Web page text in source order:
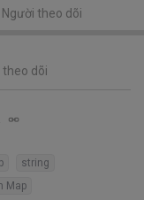
theo dõi
string
Map
Người theo dõi